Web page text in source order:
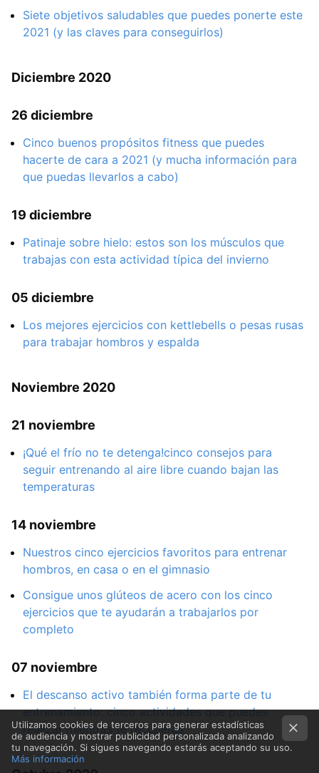
Siete objetivos saludables que puedes ponerte este
2021 (y las claves para conseguirlos)
Diciembre 2020
26 diciembre
Cinco buenos propósitos fitness que puedes
hacerte de cara a 2021 (y mucha información para
que puedas llevarlos a cabo)
19 diciembre
Patinaje sobre hielo: estos son los músculos que
trabajas con esta actividad típica del invierno
05 diciembre
Los mejores ejercicios con kettlebells o pesas rusas
para trabajar hombros y espalda
Noviembre 2020
21 noviembre
¡Qué el frío no te detenga!cinco consejos para
seguir entrenando al aire libre cuando bajan las
temperaturas
14 noviembre
Nuestros cinco ejercicios favoritos para entrenar
hombros, en casa o en el gimnasio
Consigue unos glúteos de acero con los cinco
ejercicios que te ayudarán a trabajarlos por
completo
07 noviembre
El descanso activo también forma parte de tu
entrenamiento: cinco actividades que puedes
realizar mientras te recuperas
Utilizamos cookies de terceros para generar estadísticas
de audiencia y mostrar publicidad personalizada analizando
tu navegación. Si sigues navegando estarás aceptando su uso.
Más información